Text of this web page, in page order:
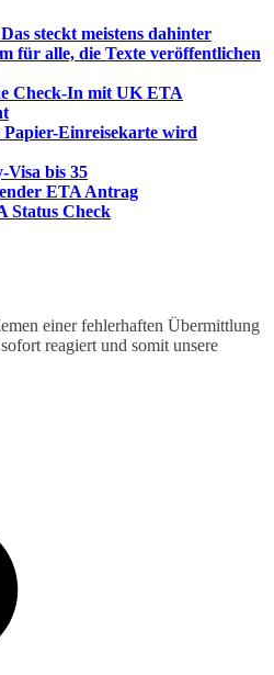
steckt meistens dahinter
für alle, die Texte veröffentlichen
Check-In mit UK ETA
Einreisekarte wird
bis 35
ETA Antrag
Status Check
einer fehlerhaften Übermittlung
reagiert und somit unsere